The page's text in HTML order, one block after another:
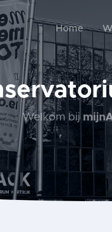
Home
Welkom bij